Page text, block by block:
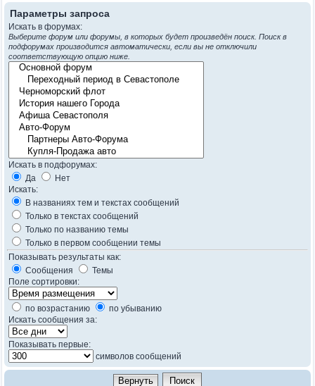
Параметры запроса
Искать в форумах:
Выберите форум или форумы, в которых будет произведён поиск. Поиск в
подфорумах производится автоматически, если вы не отключили
соответствующую опцию ниже.
Искать в подфорумах:
Да
Нет
Искать:
В названиях тем и текстах сообщений
Только в текстах сообщений
Только по названию темы
Только в первом сообщении темы
Показывать результаты как:
Сообщения
Темы
Поле сортировки:
по возрастанию
по убыванию
Искать сообщения за:
Показывать первые:
символов сообщений